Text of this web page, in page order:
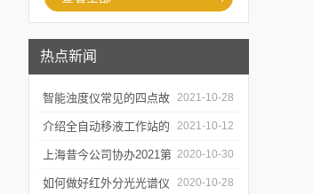
热点新闻
智能浊度仪常见的四点故
障
2021-10-28
介绍全自动移液工作站的
三种移液方式
2021-10-12
上海昔今公司协办2021第
二届上海沪助科研圈发展
2020-10-30
如何做好红外分光光谱仪 2020-10-28